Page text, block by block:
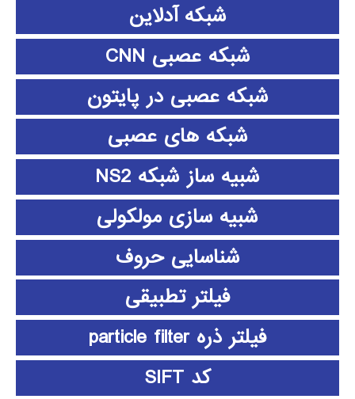
شبکه آدلاین
شبکه عصبی CNN
شبکه عصبی در پایتون
شبکه های عصبی
شبیه ساز شبکه NS2
شبیه سازی مولکولی
شناسایی حروف
فیلتر تطبیقی
فیلتر ذره particle filter
کد SIFT